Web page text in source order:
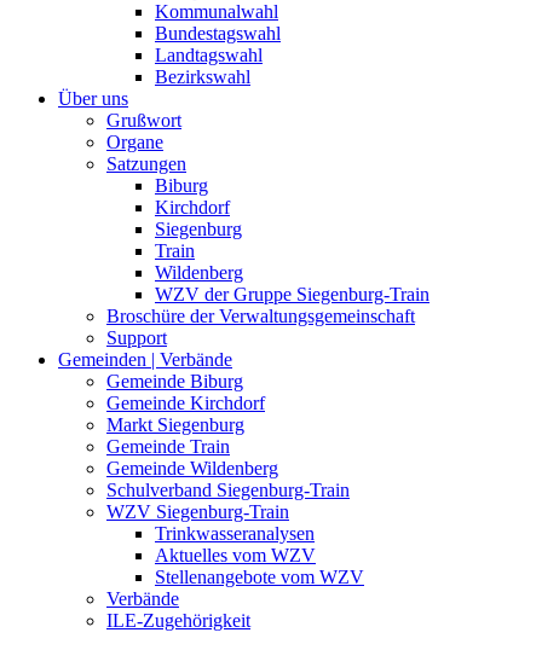
Kommunalwahl
Bundestagswahl
Landtagswahl
Bezirkswahl
Über uns
Grußwort
Organe
Satzungen
Biburg
Kirchdorf
Siegenburg
Train
Wildenberg
WZV der Gruppe Siegenburg-Train
Broschüre der Verwaltungsgemeinschaft
Support
Gemeinden | Verbände
Gemeinde Biburg
Gemeinde Kirchdorf
Markt Siegenburg
Gemeinde Train
Gemeinde Wildenberg
Schulverband Siegenburg-Train
WZV Siegenburg-Train
Trinkwasseranalysen
Aktuelles vom WZV
Stellenangebote vom WZV
Verbände
ILE-Zugehörigkeit